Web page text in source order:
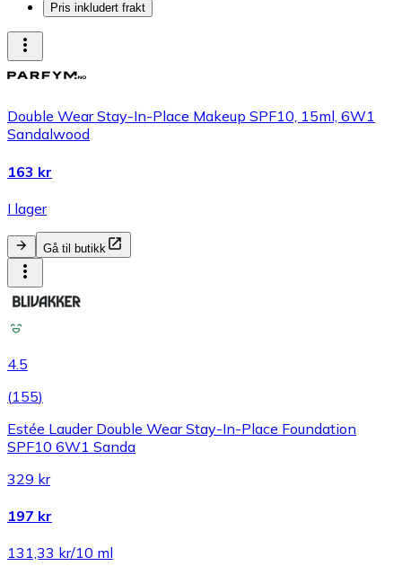
Pris inkludert frakt
Double Wear Stay-In-Place Makeup SPF10, 15ml, 6W1
Sandalwood
163 kr
I lager
Gå til butikk
4.5
(155)
Estée Lauder Double Wear Stay-In-Place Foundation
SPF10 6W1 Sanda
329 kr
197 kr
131,33 kr/10 ml